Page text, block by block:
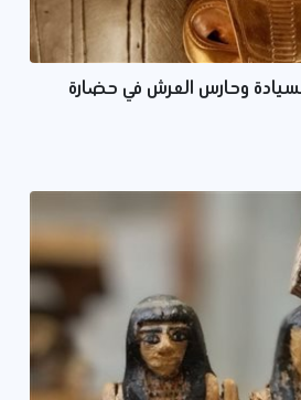
وحارس العرش في حضارة